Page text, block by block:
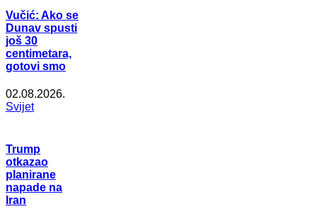
Vučić: Ako se
Dunav spusti
još 30
centimetara,
gotovi smo
02.08.2026.
Svijet
Trump
otkazao
planirane
napade na
Iran